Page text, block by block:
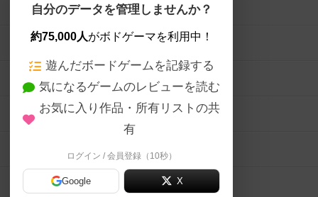
自分のデータを管理しませんか？
約75,000人がボドゲーマを利用中！
遊んだボードゲームを記録する
気になるゲームのレビューを読む
お気に入り作品・所有リストの共
有
ログイン / 会員登録（10秒）
Google X
ボードゲームを検索する
ボードゲームの新着レビュー
ボードゲーム会情報
メカニクス特集
掲示板・トピックス
ボドとも・会員一覧